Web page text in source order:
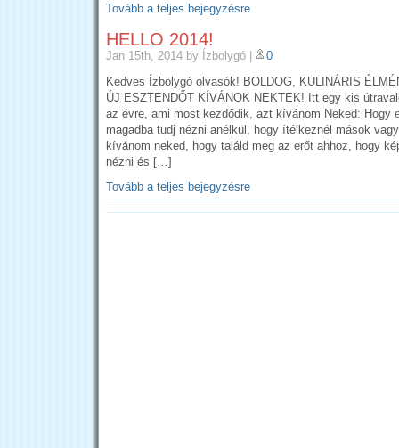
Tovább a teljes bejegyzésre
HELLO 2014!
Jan 15th, 2014 by Ízbolygó
0
Kedves Ízbolygó olvasók! BOLDOG, KULINÁRIS
ÚJ ESZTENDŐT KÍVÁNOK NEKTEK! Itt egy kis
az évre, ami most kezdődik, azt kívánom Neked: Hogy
magadba tudj nézni anélkül, hogy ítélkeznél mások
kívánom neked, hogy találd meg az erőt ahhoz, hogy
nézni és […]
Tovább a teljes bejegyzésre